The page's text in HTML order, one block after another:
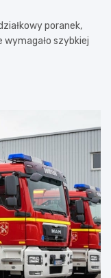
poranek,
wymagało szybkiej